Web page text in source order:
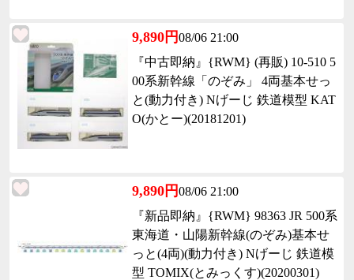
9,890円08/06 21:00
『中古即納』{RWM} (再販) 10-510 5
00系新幹線「のぞみ」 4両基本せっ
と(動力付き) Nげーじ 鉄道模型 KAT
O(かとー)(20181201)
9,890円08/06 21:00
『新品即納』{RWM} 98363 JR 500系
東海道・山陽新幹線(のぞみ)基本せ
っと(4両)(動力付き) Nげーじ 鉄道模
型 TOMIX(とみっくす)(20200301)